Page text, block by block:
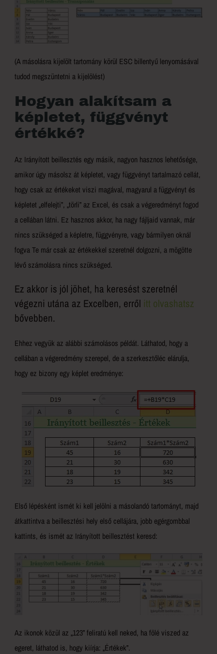
(A másolásra kijelölt tartomány körül ESC billentyű lenyomásával
tudod megszüntetni a kijelölést)
Hogyan alakítsam a
képletet, függvényt
értékké?
Az Irányított beillesztés egy másik, nagyon hasznos lehetősége,
amikor úgy másolsz át képletet, vagy függvényt tartalmazó cellát,
hogy csak az értékeket viszi magával, magyarul a függvényt és
képletet „elfelejti”, „törli” az Excel, és csak a végeredményt fogod
a cellában látni. Ez hasznos akkor, ha nagy fájljaid vannak, már
nincs szükséged a képletre, függvényre, vagy bármilyen oknál
fogva Te már csak az értékekkel szeretnél dolgozni, a mögötte
lévő számolásra nincs szükséged.
Ez akkor is jól jöhet, ha keresést szeretnél
végezni utána az Excelben, erről itt olvashatsz
bővebben.
Ehhez vegyük az alábbi számolásos példát. Láthatod, hogy a
cellában a végeredmény szerepel, de a szerkesztőléc elárulja,
hogy ez bizony egy képlet eredménye:
Első lépésként ismét ki kell jelölni a másolandó tartományt, majd
átkattintva a beillesztési hely első cellájára, jobb egérgombbal
kattints, és ismét az Irányított beillesztést keresd:
Az ikonok közül az „123” feliratú kell neked, ha fölé viszed az
egeret, láthatod is, hogy kiírja: „Értékek”.